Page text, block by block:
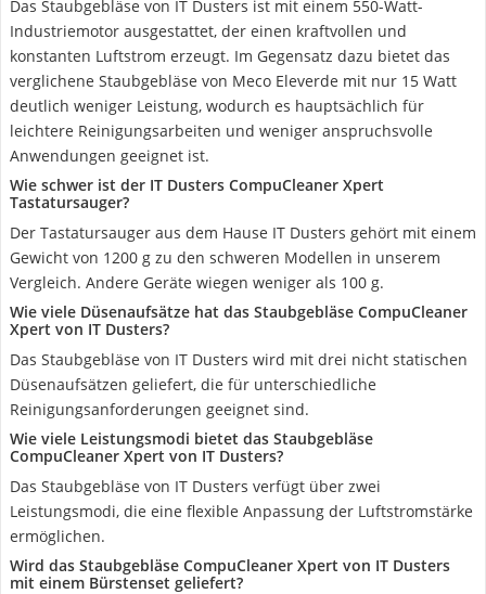
Das Staubgebläse von IT Dusters ist mit einem 550-Watt-
Industriemotor ausgestattet, der einen kraftvollen und
konstanten Luftstrom erzeugt. Im Gegensatz dazu bietet das
verglichene Staubgebläse von Meco Eleverde mit nur 15 Watt
deutlich weniger Leistung, wodurch es hauptsächlich für
leichtere Reinigungsarbeiten und weniger anspruchsvolle
Anwendungen geeignet ist.
Wie schwer ist der IT Dusters CompuCleaner Xpert
Tastatursauger?
Der Tastatursauger aus dem Hause IT Dusters gehört mit einem
Gewicht von 1200 g zu den schweren Modellen in unserem
Vergleich. Andere Geräte wiegen weniger als 100 g.
Wie viele Düsenaufsätze hat das Staubgebläse CompuCleaner
Xpert von IT Dusters?
Das Staubgebläse von IT Dusters wird mit drei nicht statischen
Düsenaufsätzen geliefert, die für unterschiedliche
Reinigungsanforderungen geeignet sind.
Wie viele Leistungsmodi bietet das Staubgebläse
CompuCleaner Xpert von IT Dusters?
Das Staubgebläse von IT Dusters verfügt über zwei
Leistungsmodi, die eine flexible Anpassung der Luftstromstärke
ermöglichen.
Wird das Staubgebläse CompuCleaner Xpert von IT Dusters
mit einem Bürstenset geliefert?